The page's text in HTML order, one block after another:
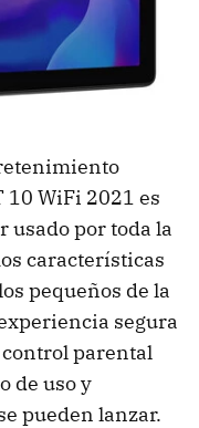
10 WiFi 2021 es
usado por toda la
características
pequeños de la
segura
parental
de uso y
pueden lanzar.